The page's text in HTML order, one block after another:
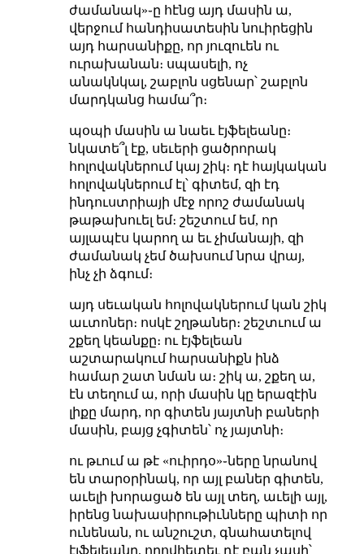
ժամանակ»֊ը հէնց այդ մասին ա,
վերջում հանդիսատեսին նուիրեցին
այդ հարսանիքը, որ յուզուեն ու
ուրախանան։ սպասելի, ոչ
անակնկալ, շաբլոն սցենար՝ շաբլոն
մարդկանց համա՞ր։
պօպի մասին ա նաեւ էյֆելեանը։
նկատե՞լ էք, սեւերի ցածրորակ
հոլովակներում կայ շիկ։ դէ հայկական
հոլովակներում էլ՝ գիտեմ, զի էդ
ինդուստրիայի մէջ որոշ ժամանակ
թաթախուել եմ։ շեշտում եմ, որ
այլապէս կարող ա եւ չիմանայի, զի
ժամանակ չեմ ծախսում նրա վրայ,
ինչ չի ձգում։
այդ սեւական հոլովակներում կան շիկ
աւտոներ։ ոսկէ շղթաներ։ շեշտւում ա
շքեղ կեանքը։ ու էյֆելեան
աշտարակում հարսանիքն ինձ
համար շատ նման ա։ շիկ ա, շքեղ ա,
էն տեղում ա, որի մասին կը երազէին
լիքը մարդ, որ գիտեն յայտնի բաների
մասին, բայց չգիտեն՝ ոչ յայտնի։
ու թւում ա թէ «ուիրդօ»֊ները նրանով
են տարօրինակ, որ այլ բաներ գիտեն,
աւելի խորացած են այլ տեղ, աւելի այլ,
իրենց նախասիրութիւնները պիտի որ
ունենան, ու անշուշտ, գնահատելով
էյֆելեանը, որովհետեւ դէ բան չասի՝